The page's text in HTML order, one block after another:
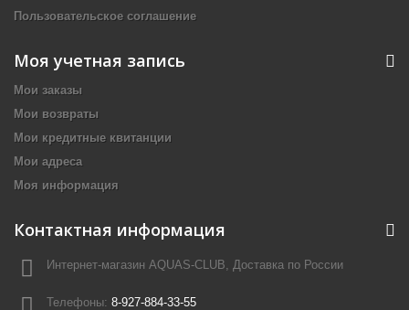
Пользовательское соглашение
Моя учетная запись
Мои заказы
Мои возвраты
Мои кредитные квитанции
Мои адреса
Моя информация
Контактная информация
Интернет-магазин AQUAS-CLUB, Доставка по России
Телефоны: 8-927-884-33-55